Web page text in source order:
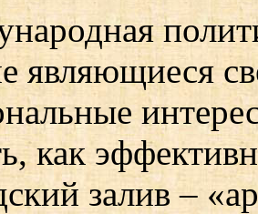
являющиеся
как
залив –